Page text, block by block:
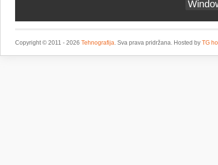
Copyright © 2011 - 2026 Tehnografija. Sva prava pridržana. Hosted by TG